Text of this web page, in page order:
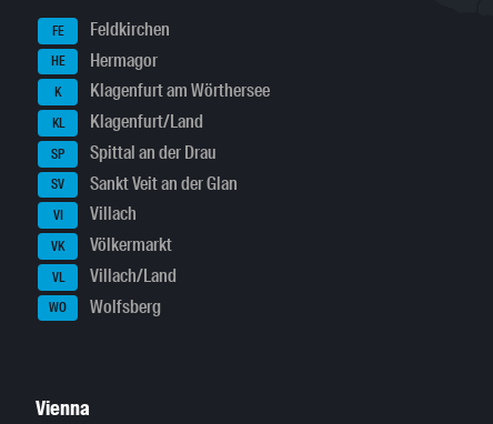
FE Feldkirchen
HE Hermagor
K Klagenfurt am Wörthersee
KL Klagenfurt/Land
SP Spittal an der Drau
SV Sankt Veit an der Glan
VI Villach
VK Völkermarkt
VL Villach/Land
WO Wolfsberg
Vienna